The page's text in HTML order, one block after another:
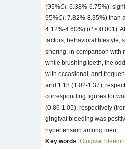
(95%CI: 6.38%-6.75%),
95%CI: 7.82%-8.35%) than
4.12%-4.60%) (P < 0.001).
factors, behavioral lifestyle,
snoring, in comparison with
while brushing teeth, the
with occasional, and
and 1.18 (1.02-1.37),
corresponding figures for
(0.86-1.05), respectively
gingival bleeding was
hypertension among men.
Key words: Gingival